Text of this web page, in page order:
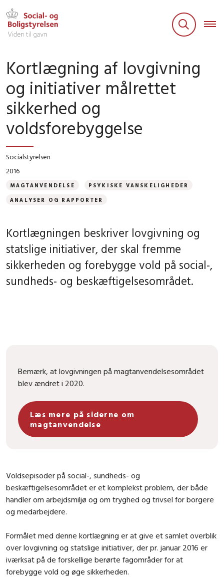
Kortlægning af lovgivning
og initiativer målrettet
sikkerhed og
voldsforebyggelse
Socialstyrelsen
2016
MAGTANVENDELSE PSYKISKE VANSKELIGHEDER
ANALYSER OG RAPPORTER
Kortlægningen beskriver lovgivning og
statslige initiativer, der skal fremme
sikkerheden og forebygge vold på social-,
sundheds- og beskæftigelsesområdet.
Bemærk, at lovgivningen på magtanvendelsesområdet
blev ændret i 2020.
Læs mere på siderne om
magtanvendelse
Voldsepisoder på social-, sundheds- og
beskæftigelsesområdet er et komplekst problem, der både
handler om arbejdsmiljø og om tryghed og trivsel for borgere
og medarbejdere.
Formålet med denne kortlægning er at give et samlet overblik
over lovgivning og statslige initiativer, der pr. januar 2016 er
iværksat på de forskellige berørte fagområder for at
forebygge vold og øge sikkerheden.